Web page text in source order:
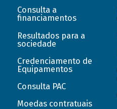
Consulta a
financiamentos
Resultados para a
sociedade
Credenciamento de
Equipamentos
Consulta PAC
Moedas contratuais